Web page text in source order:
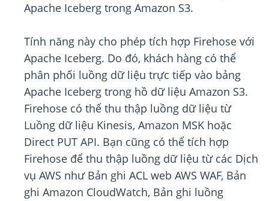
Apache Iceberg trong Amazon S3.
Tính năng này cho phép tích hợp Firehose với
Apache Iceberg. Do đó, khách hàng có thể
phân phối luồng dữ liệu trực tiếp vào bảng
Apache Iceberg trong hồ dữ liệu Amazon S3.
Firehose có thể thu thập luồng dữ liệu từ
Luồng dữ liệu Kinesis, Amazon MSK hoặc
Direct PUT API. Bạn cũng có thể tích hợp
Firehose để thu thập luồng dữ liệu từ các Dịch
vụ AWS như Bản ghi ACL web AWS WAF, Bản
ghi Amazon CloudWatch, Bản ghi luồng